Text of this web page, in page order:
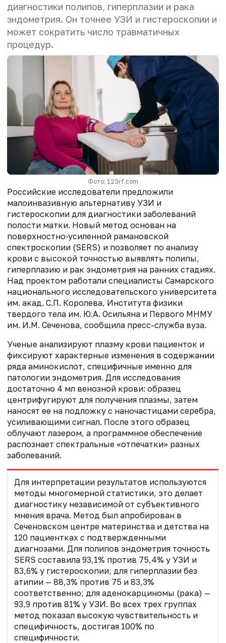
диагностики полипов, гиперплазии и рака
эндометрия. Он точнее УЗИ и гистероскопии и
может сократить число травматичных
процедур.
Фото: 123rf.com
Российские исследователи предложили
малоинвазивную альтернативу УЗИ и
гистероскопии для диагностики заболеваний
полости матки. Новый метод основан на
поверхностно‑усиленной рамановской
спектроскопии (SERS) и позволяет по анализу
крови с высокой точностью выявлять полипы,
гиперплазию и рак эндометрия на ранних стадиях.
Над проектом работали специалисты Самарского
национального исследовательского университета
им. акад. С.П. Королева, Института физики
твердого тела им. Ю.А. Осильяна и Первого МНМУ
им. И.М. Сеченова, сообщила пресс-служба вуза.
Ученые анализируют плазму крови пациенток и
фиксируют характерные изменения в содержании
ряда аминокислот, специфичные именно для
патологии эндометрия. Для исследования
достаточно 4 мл венозной крови: образец
центрифугируют для получения плазмы, затем
наносят ее на подложку с наночастицами серебра,
усиливающими сигнал. После этого образец
облучают лазером, а программное обеспечение
распознает спектральные «отпечатки» разных
заболеваний.
Для интерпретации результатов используются
методы многомерной статистики, это делает
диагностику независимой от субъективного
мнения врача. Метод был апробирован в
Сеченовском центре материнства и детства на
120 пациентках с подтвержденными
диагнозами. Для полипов эндометрия точность
SERS составила 93,1% против 75,4% у УЗИ и
83,6% у гистероскопии; для гиперплазии без
атипии — 88,3% против 75 и 83,3%
соответственно; для аденокарциномы (рака) —
93,9 против 81% у УЗИ. Во всех трех группах
метод показал высокую чувствительность и
специфичность, достигая 100% по
специфичности.